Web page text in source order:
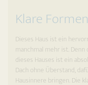
Klare
Dieses Haus ist ein
manchmal mehr ist.
dieses Hauses ist ein
Dach ohne Überstand,
Hausinnere bringen. Die